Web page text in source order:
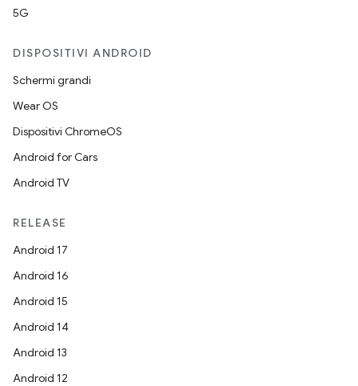
5G
DISPOSITIVI ANDROID
Schermi grandi
Wear OS
Dispositivi ChromeOS
Android for Cars
Android TV
RELEASE
Android 17
Android 16
Android 15
Android 14
Android 13
Android 12